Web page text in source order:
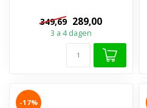
in 7 kleuren ✓ M...
349,69 289,00
3 a 4 dagen
-17%